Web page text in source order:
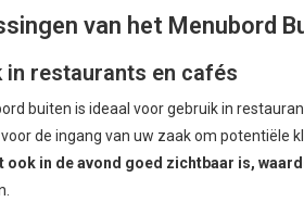
van het Menubord
in restaurants en cafés
buiten is ideaal voor gebruik in
de ingang van uw zaak om potentiële
ook in de avond goed zichtbaar is,